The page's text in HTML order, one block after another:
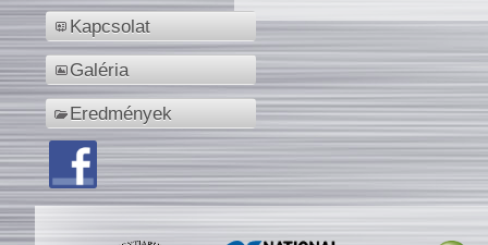
Kapcsolat
Galéria
Eredmények